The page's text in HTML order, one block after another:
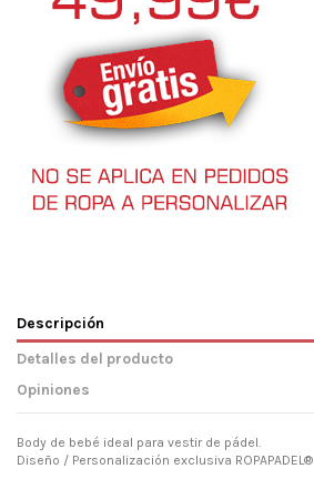
Descripción
Detalles del producto
Opiniones
Body de bebé ideal para vestir de pádel.
Diseño / Personalización exclusiva ROPAPADEL®